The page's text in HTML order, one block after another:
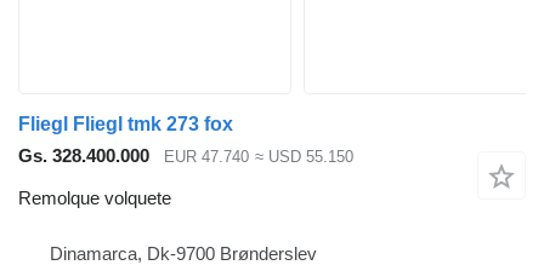
Fliegl Fliegl tmk 273 fox
Gs. 328.400.000
EUR 47.740 ≈ USD 55.150
Remolque volquete
Dinamarca, Dk-9700 Brønderslev